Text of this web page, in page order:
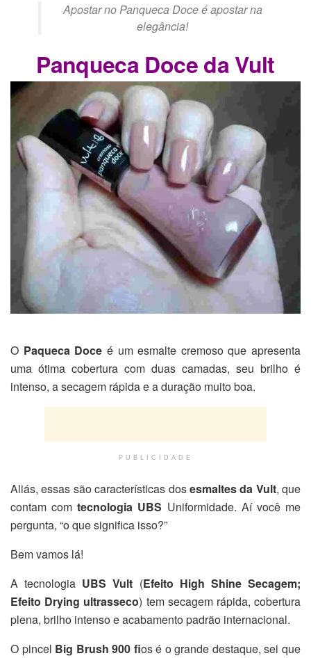
Apostar no Panqueca Doce é apostar na
elegância!
Panqueca Doce da Vult
O Paqueca Doce é um esmalte cremoso que apresenta
uma ótima cobertura com duas camadas, seu brilho é
intenso, a secagem rápida e a duração muito boa.
PUBLICIDADE
Aliás, essas são características dosesmaltes da Vult, que
contam comtecnologia UBS Uniformidade. Aí você me
pergunta, “o que significa isso?”
Bem vamos lá!
A tecnologia UBS Vult (Efeito High Shine Secagem;
Efeito Drying ultrasseco) tem secagem rápida, cobertura
plena, brilho intenso e acabamento padrão internacional.
O pincel Big Brush 900 fios é o grande destaque, sei que